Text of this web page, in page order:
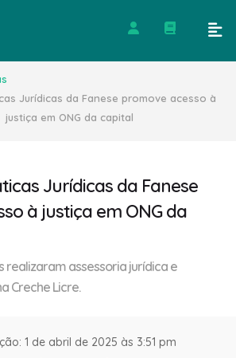
Jurídicas da Fanese promove acesso à
justiça em ONG da capital
Jurídicas da Fanese
à justiça em ONG da
realizaram assessoria jurídica e
Creche Licre.
1 de abril de 2025 às 3:51 pm